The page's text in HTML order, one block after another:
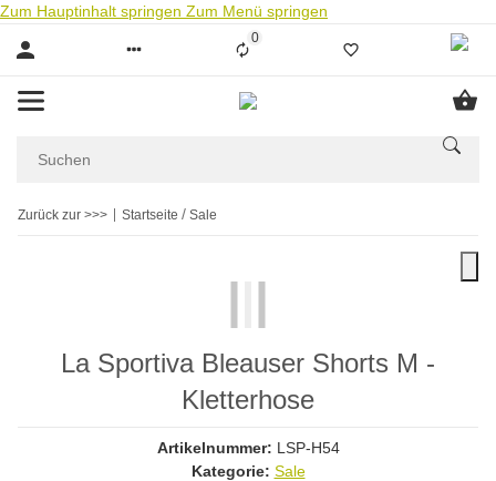
Zum Hauptinhalt springen Zum Menü springen
0Liste ist leer
Zurück zur >>> Startseite Sale
La Sportiva Bleauser Shorts M -
Kletterhose
Artikelnummer: LSP-H54
Kategorie: Sale